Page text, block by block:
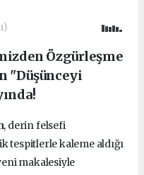
Özgürleşme
"Düşünceyi
, derin felsefi
tespitlerle kaleme aldığı
makalesiyle